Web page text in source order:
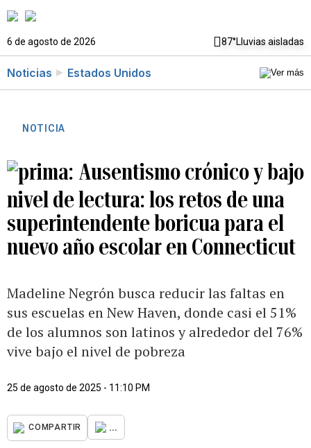
6 de agosto de 2026 87°Lluvias aisladas
Noticias Estados Unidos
NOTICIA
Ausentismo crónico y bajo
nivel de lectura: los retos de una
superintendente boricua para el
nuevo año escolar en Connecticut
Madeline Negrón busca reducir las faltas en
sus escuelas en New Haven, donde casi el 51%
de los alumnos son latinos y alrededor del 76%
vive bajo el nivel de pobreza
25 de agosto de 2025 - 11:10 PM
COMPARTIR ...